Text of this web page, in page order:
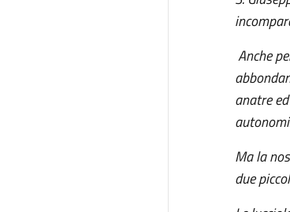
Anche
anatre
Ma la
due